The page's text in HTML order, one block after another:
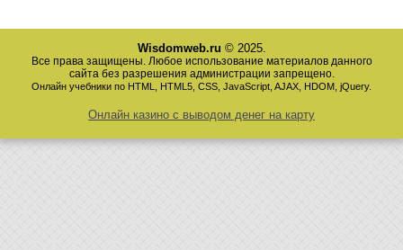
Wisdomweb.ru © 2025.
Все права защищены. Любое использование материалов данного
сайта без разрешения администрации запрещено.
Онлайн учебники по HTML, HTML5, CSS, JavaScript, AJAX, HDOM, jQuery.
Онлайн казино с выводом денег на карту